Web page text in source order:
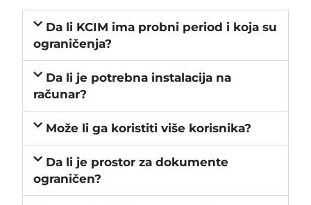
Da li KCIM ima probni period i koja su
ograničenja?
Da li je potrebna instalacija na
računar?
Može li ga koristiti više korisnika?
Da li je prostor za dokumente
ograničen?